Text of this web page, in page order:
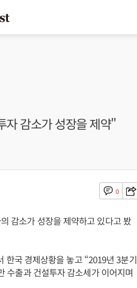
자 감소가 성장을 제약"
0
감소가 성장을 제약하고 있다고 봤
한국 경제상황을 놓고 “2019년 3분기
수출과 건설투자 감소세가 이어지며